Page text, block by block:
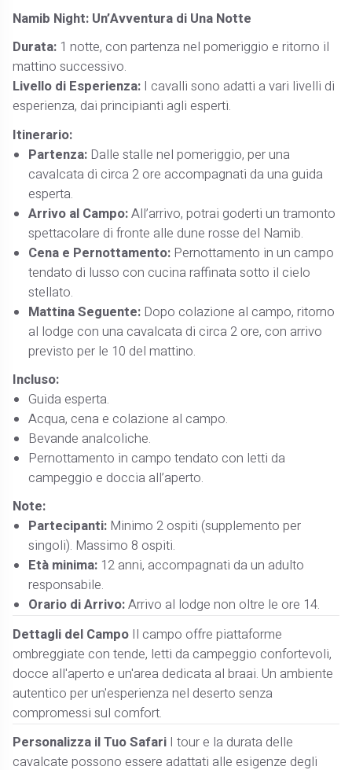
Namib Night: Un’Avventura di Una Notte
Durata: 1 notte, con partenza nel pomeriggio e ritorno il
mattino successivo.
Livello di Esperienza: I cavalli sono adatti a vari livelli di
esperienza, dai principianti agli esperti.
Itinerario:
Partenza: Dalle stalle nel pomeriggio, per una
cavalcata di circa 2 ore accompagnati da una guida
esperta.
Arrivo al Campo:All’arrivo, potrai goderti un tramonto
spettacolare di fronte alle dune rosse del Namib.
Cena e Pernottamento: Pernottamento in un campo
tendato di lusso con cucina raffinata sotto il cielo
stellato.
Mattina Seguente: Dopo colazione al campo, ritorno
al lodge con una cavalcata di circa 2 ore, con arrivo
previsto per le 10 del mattino.
Incluso:
Guida esperta.
Acqua, cena e colazione al campo.
Bevande analcoliche.
Pernottamento in campo tendato con letti da
campeggio e doccia all’aperto.
Note:
Partecipanti: Minimo 2 ospiti (supplemento per
singoli). Massimo 8 ospiti.
Età minima: 12 anni, accompagnati da un adulto
responsabile.
Orario di Arrivo:Arrivo al lodge non oltre le ore 14.
Dettagli del Campo Il campo offre piattaforme
ombreggiate con tende, letti da campeggio confortevoli,
docce all'aperto e un'area dedicata al braai. Un ambiente
autentico per un'esperienza nel deserto senza
compromessi sul comfort.
Personalizza il Tuo Safari I tour e la durata delle
cavalcate possono essere adattati alle esigenze degli